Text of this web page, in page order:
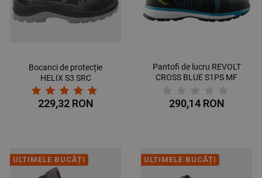
Bocanci de protecție
HELIX S3 SRC
229,32 RON
Pantofi de lucru REVOLT
CROSS BLUE S1PS MF
290,14 RON
ULTIMELE BUCĂȚI ULTIMELE BUCĂȚI